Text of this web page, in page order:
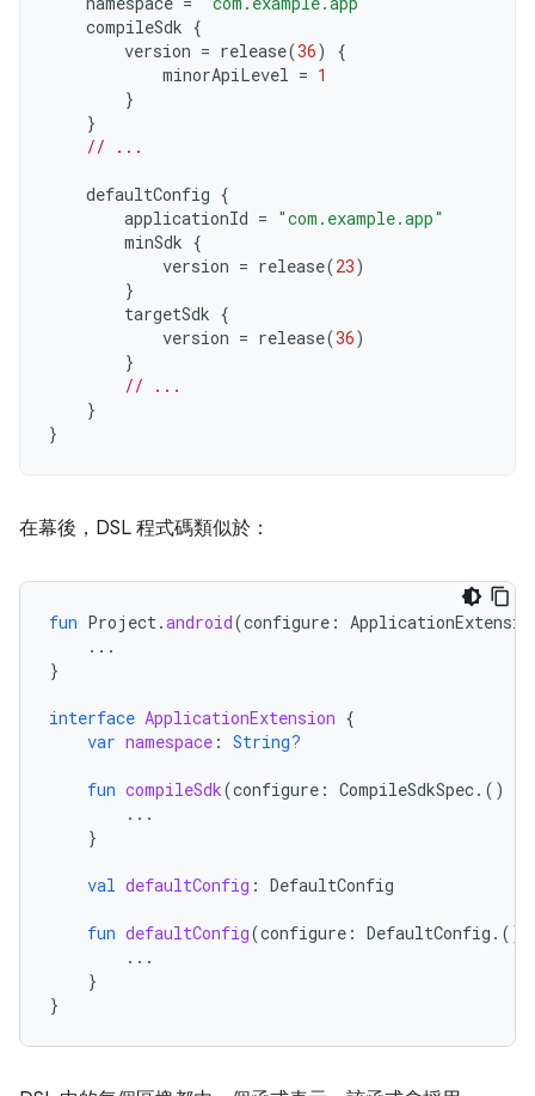
compileSdk {
version = release(36)
{
minorApiLevel = 1
}
}
// ...
defaultConfig {
applicationId = "com.example.app"
minSdk {
version = release(23)
}
targetSdk {
version = release(36)
}
// ...
}
}
在幕後，DSL 程式碼類似於：
fun Project.android(configure :
...
}
interface ApplicationExtension {
var namespace : String?
fun compileSdk(configure : CompileSdkSpec.()
...
}
val defaultConfig : DefaultConfig
fun defaultConfig(configure : DefaultConfig .()
...
}
}